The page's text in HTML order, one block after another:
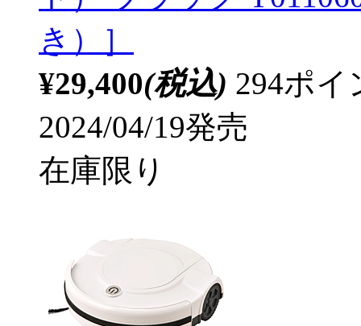
き）］
¥29,400(税込) 294ポ
2024/04/19発売
在庫限り